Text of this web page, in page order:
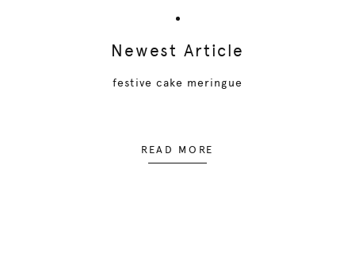
Newest Article
festive cake meringue
READ MORE